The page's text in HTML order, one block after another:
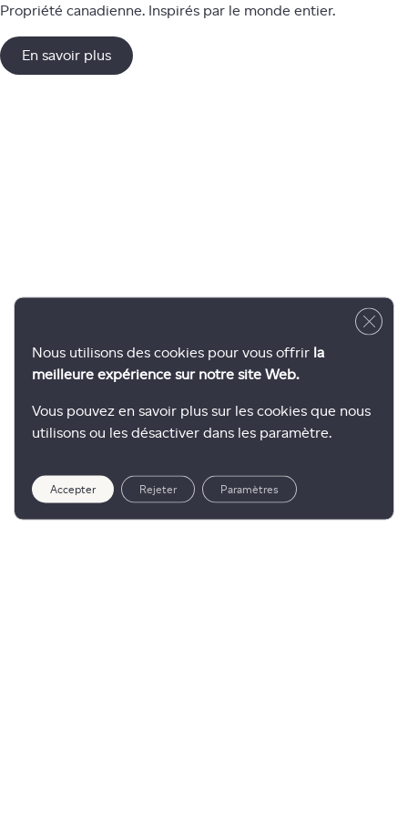
Propriété canadienne. Inspirés par le monde entier.
En savoir plus
Nous utilisons des cookies pour vous offrir la
meilleure expérience sur notre site Web.
Vous pouvez en savoir plus sur les cookies que nous
utilisons ou les désactiver dans les paramètre.
Accepter Rejeter Paramètres
Close